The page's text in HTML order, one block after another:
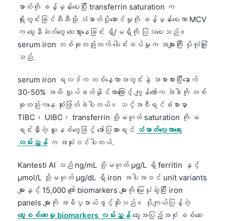
ဓာတ်ကို ခန့်မှန်းပေးပြီး transferrin saturation က
ရိုးတွင်းခြင်ဆီဆီသို့ သံဓာတ်ပို့ဆောင်မှုကို ခန့်မှန်းပေးကာ MCV
က သွေးနီဆဲလ်တွေ သေးသွားနေခြင်း ရှိ/မရှိကို ပြသပေးသည်။
serum iron တစ်ခုတည်းထက် ပေါင်းစပ်မှုက အများကြီး ပိုလုံခြုံ
သည်.
serum iron ရလဒ်က တစ်နေ့တာအတွင်းနဲ့ အစာစားပြီးနောက်
30-50% အထိ လှုပ်ခတ်နိုင်တာကြောင့် ကျွန်တော်က အဲဒါကို တစ်
ခုတည်းကနေ ဆုံးဖြတ်ခဲပါတယ်။ သင့်အစီရင်ခံစာမှာ
TIBC၊ UIBC၊ transferrin သို့မဟုတ် saturation ကို မ
ရင်းနှီးတဲ့ ယူနစ်တွေဖြင့် ဖော်ပြထားရင် သံဓာတ်လေ့လာရေး
လမ်းညွှန် က အသုံးဝင်ပါတယ်.
Kantesti AI သည် ng/mL သို့မဟုတ် µg/L ရှိ ferritin နှင့်
µmol/L သို့မဟုတ် µg/dL ရှိ iron အပါအဝင် unit variants
များနှင့် 15,000 ကျော် biomarkers များကို မြေပုံဆွဲပြီး iron
panels များကို အဓိပ္ပာယ်ဖွင့်ဆိုသည်။ ပိုကျယ်ပြန့်တဲ့
သွေးစစ်ဆေးမှု biomarkers လမ်းညွှန် သွေးအပြည့်အစုံ စစ်ဆေး